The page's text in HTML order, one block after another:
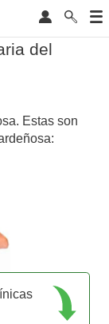
del
Estas son